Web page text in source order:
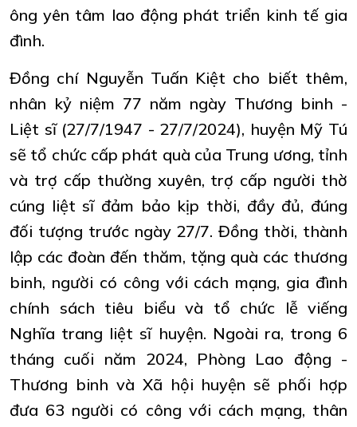
ông yên tâm lao động phát triển kinh tế gia
đình.
Đồng chí Nguyễn Tuấn Kiệt cho biết thêm,
nhân kỷ niệm 77 năm ngày Thương binh -
Liệt sĩ (27/7/1947 - 27/7/2024), huyện Mỹ Tú
sẽ tổ chức cấp phát quà của Trung ương, tỉnh
và trợ cấp thường xuyên, trợ cấp người thờ
cúng liệt sĩ đảm bảo kịp thời, đầy đủ, đúng
đối tượng trước ngày 27/7. Đồng thời, thành
lập các đoàn đến thăm, tặng quà các thương
binh, người có công với cách mạng, gia đình
chính sách tiêu biểu và tổ chức lễ viếng
Nghĩa trang liệt sĩ huyện. Ngoài ra, trong 6
tháng cuối năm 2024, Phòng Lao động -
Thương binh và Xã hội huyện sẽ phối hợp
đưa 63 người có công với cách mạng, thân